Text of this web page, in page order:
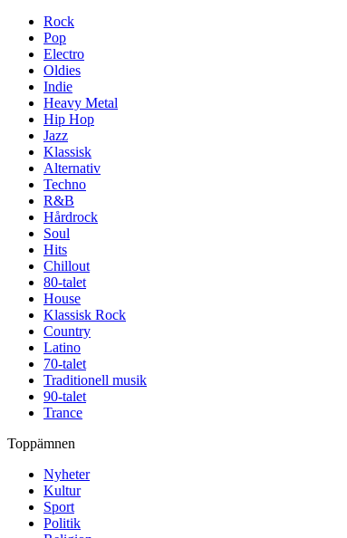
Rock
Pop
Electro
Oldies
Indie
Heavy Metal
Hip Hop
Jazz
Klassisk
Alternativ
Techno
R&B
Hårdrock
Soul
Hits
Chillout
80-talet
House
Klassisk Rock
Country
Latino
70-talet
Traditionell musik
90-talet
Trance
Toppämnen
Nyheter
Kultur
Sport
Politik